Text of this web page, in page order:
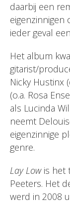
daarbij een
eigenzinnigen
ieder geval
Het album
gitarist/
Nicky Hustinx
(o.a. Rosa
als Lucinda
neemt
eigenzinnige
genre.
Lay Lowis het
Peeters. Het
werd in 2008